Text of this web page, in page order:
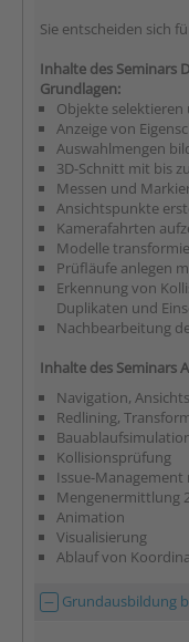
Sie entscheiden sich
Inhalte des Seminars
Grundlagen:
Objekte
Anzeige von
Auswahlmengen
3D-Schnitt mit bis
Messen und
Ansichtspunkte
Kamerafahrten
Modelle
Prüfläufe anlegen
Erkennung von
Duplikaten und
Nachbearbeitung
Inhalte des Seminars
Navigation,
Redlining,
Kollisionsprüfung
Issue-Management
Mengenermittlung
Animation
Visualisierung
Ablauf von
Grundausbildung